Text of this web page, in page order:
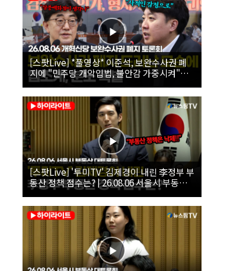
[스팟Live] *풀영상* 이준석, 보완수사권 폐
지에 "민주당 개악입법, 불안감 가중시켜"｜
26.08.06 개혁신당 보완수사권 폐지 토론회
[스팟Live] '투미TV' 김제경이 내린 李정부 부
동산 정책 점수는? | 26.08.06 서울시 부동산
대토론회